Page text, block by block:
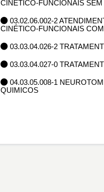
CINÉTICO-FUNCIONAIS
03.02.06.002-2
CINÉTICO-FUNCIONAIS
03.03.04.026-2
03.03.04.027-0
04.03.05.008-1
QUIMICOS